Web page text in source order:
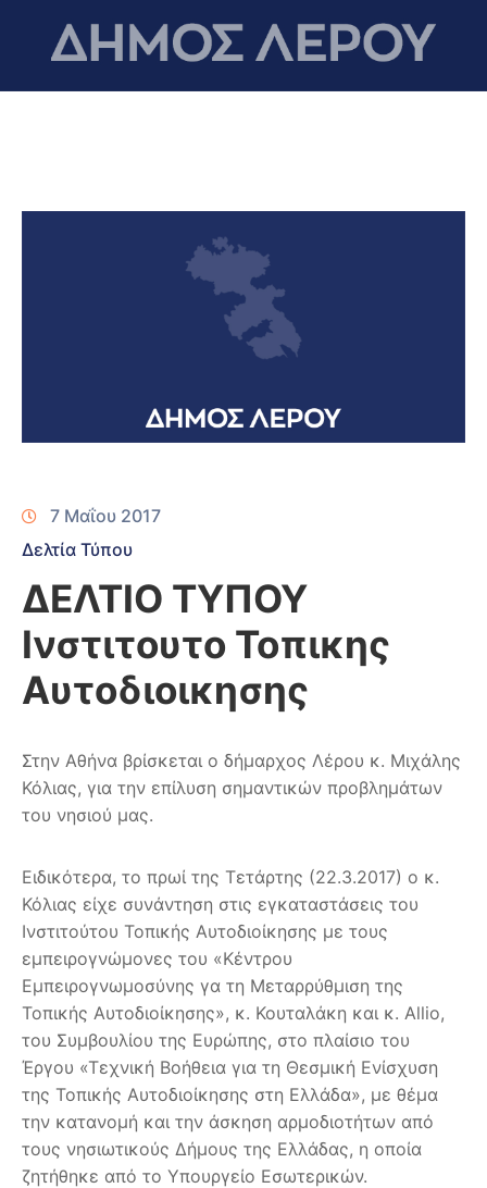
7 Μαΐου 2017
Δελτία Τύπου
ΔΕΛΤΙΟ ΤΥΠΟΥ
Ινστιτουτο Τοπικης
Αυτοδιοικησης
Στην Αθήνα βρίσκεται ο δήμαρχος Λέρου κ. Μιχάλης
Κόλιας, για την επίλυση σημαντικών προβλημάτων
του νησιού μας.
Ειδικότερα, το πρωί της Τετάρτης (22.3.2017) ο κ.
Κόλιας είχε συνάντηση στις εγκαταστάσεις του
Ινστιτούτου Τοπικής Αυτοδιοίκησης με τους
εμπειρογνώμονες του «Κέντρου
Εμπειρογνωμοσύνης γα τη Μεταρρύθμιση της
Τοπικής Αυτοδιοίκησης», κ. Κουταλάκη και κ. Allio,
του Συμβουλίου της Ευρώπης, στο πλαίσιο του
Έργου «Τεχνική Βοήθεια για τη Θεσμική Ενίσχυση
της Τοπικής Αυτοδιοίκησης στη Ελλάδα», με θέμα
την κατανομή και την άσκηση αρμοδιοτήτων από
τους νησιωτικούς Δήμους της Ελλάδας, η οποία
ζητήθηκε από το Υπουργείο Εσωτερικών.